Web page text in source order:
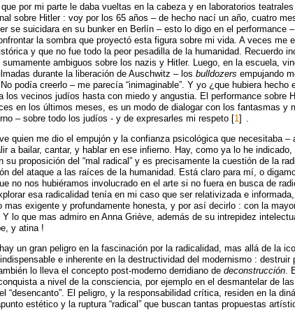
por mi parte le daba vueltas en la cabeza y en laboratorios
sobre Hitler : voy por los 65 años – de hecho nací un año, cuatro
se suicidara en su bunker en Berlín – esto lo digo en el performance
la sombra que proyectó esta figura sobre mi vida. A veces me
y que no fue todo la peor pesadilla de la humanidad. Recuerdo
ambiguos sobre los nazis y Hitler. Luego, en la escuela,
durante la liberación de Auschwitz – los bulldozers empujando
podía creerlo – me parecía “inimaginable”. Y yo ¿que hubiera hecho
los vecinos judíos hasta con miedo y angustia. El performance sobre
en los últimos meses, es un modo de dialogar con los fantasmas y
– sobre todo los judíos - y de expresarles mi respeto [1 ]
quien me dio el empujón y la confianza psicológica que necesitaba –
a bailar, cantar, y hablar en ese infierno. Hay, como ya lo he indicado,
su proposición del “mal radical” y es precisamente la cuestión de la
del ataque a las raíces de la humanidad. Está claro para mí, o
no nos hubiéramos involucrado en el arte si no fuera en busca de
esa radicalidad tenía en mi caso que ser relativizada e
mas exigente y profundamente honesta, y por así decirlo : con la
lo que mas admiro en Anna Griève, además de su intrepidez
y atina !
un gran peligro en la fascinación por la radicalidad, mas allá de la
e inherente en la destructividad del modernismo : destruir
lo lleva el concepto post-moderno derridiano de deconstrucción.
a nivel de la consciencia, por ejemplo en el desmantelar de
“desencanto”. El peligro, y la responsabilidad crítica, residen en la
estético y la ruptura “radical” que buscan tantas propuestas